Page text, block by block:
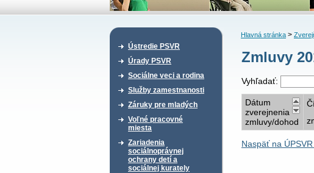
Ústredie PSVR
Úrady PSVR
Sociálne veci a rodina
Služby zamestnanosti
Záruky pre mladých
Voľné pracovné
miesta
Zariadenia
sociálnoprávnej
ochrany detí a
sociálnej kurately
Hlavná stránka>
Zmluvy
Vyhľadať:
Dátum
zverejnenia
zmluvy/dohod
Naspäť na